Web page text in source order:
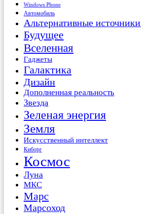
Windows Phone
Автомобиль
Альтернативные
Будущее
Вселенная
Гаджеты
Галактика
Дизайн
Дополненная реальность
Звезда
Зеленая энергия
Земля
Искусственный интеллект
Киборг
Космос
Луна
МКС
Марс
Марсоход